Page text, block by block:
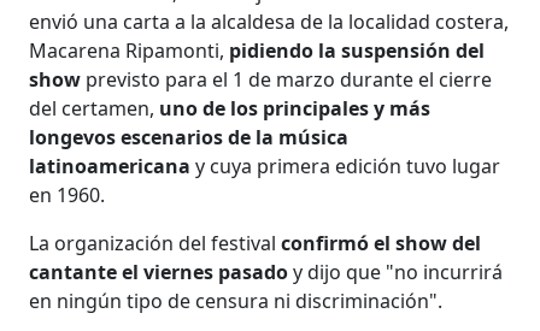
envió una carta a la alcaldesa de la localidad costera,
Macarena Ripamonti, pidiendo la suspensión del
show previsto para el 1 de marzo durante el cierre
del certamen, uno de los principales y más
longevos escenarios de la música
latinoamericana y cuya primera edición tuvo lugar
en 1960.
La organización del festivalconfirmó el show del
cantante el viernes pasadoy dijo que "no incurrirá
en ningún tipo de censura ni discriminación".